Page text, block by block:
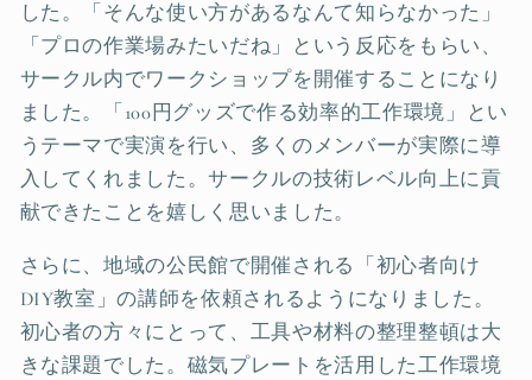
した。「そんな使い方があるなんて知らなかった」
「プロの作業場みたいだね」という反応をもらい、
サークル内でワークショップを開催することになり
ました。「100円グッズで作る効率的工作環境」とい
うテーマで実演を行い、多くのメンバーが実際に導
入してくれました。サークルの技術レベル向上に貢
献できたことを嬉しく思いました。
さらに、地域の公民館で開催される「初心者向け
DIY教室」の講師を依頼されるようになりました。
初心者の方々にとって、工具や材料の整理整頓は大
きな課題でした。磁気プレートを活用した工作環境